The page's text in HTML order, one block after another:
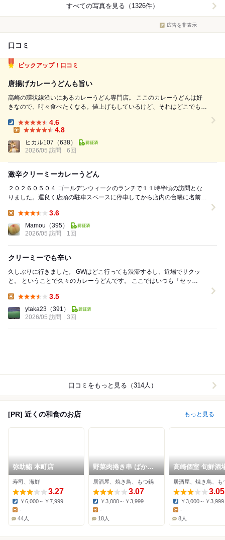
すべての写真を見る（1326件）
広告を非表示
口コミ
ピックアップ！口コミ
唐揚げカレーうどんも旨い
高崎の環状線沿いにあるカレーうどん専門店。 ここのカレーうどんは好
きなので、時々食べたくなる。値上げもしているけど、それはどこでも一
味しいカレーうどん。辛さは好みで変えられるけど、ミルクの甘味とコク
を味わてバランスの良いちょい辛が...
Dinner:
4.6
4.8
ヒカル107 （638）
2026/05 訪問
6回
激辛️️️️️️クリーミーカレーうどん
２０２６０５０４ ゴールデンウィークのランチで１１時半頃の訪問とな
りました。運良く店頭の駐車スペースに停車してから店内の台帳に名前を
3.6
Mamou （395）
2026/05 訪問
1回
クリーミーでも辛い
久しぶりに行きました。 GWはどこ行っても渋滞するし、近場でサクッ
と。 ということで久々のカレーうどんです。 ここではいつも「セッ
3.5
ytaka23 （391）
2026/05 訪問
3回
口コミをもっと見る（314人）
[PR] 近くの和食のお店 もっと見る
弥助鮨 本町店
寿司、海鮮
3.27
Dinner:
￥6,000～￥7,999
Lunch:
-
44人
野菜肉捲き串 ばかぼ
ん 高崎
居酒屋、焼き鳥、もつ鍋
3.07
Dinner:
￥3,000～￥3,999
Lunch:
-
18人
高崎個室 旬鮮酒
粋
居酒屋、焼き鳥、も
3.05
Dinner:
￥3,000～￥3,999
Lunch:
-
8人